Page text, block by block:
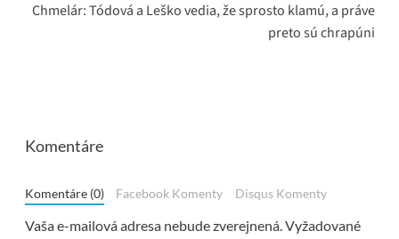
Chmelár: Tódová a Leško vedia, že sprosto klamú, a práve
preto sú chrapúni
Komentáre
Komentáre (0) Facebook Komenty Disqus Komenty
Vaša e-mailová adresa nebude zverejnená.Vyžadované